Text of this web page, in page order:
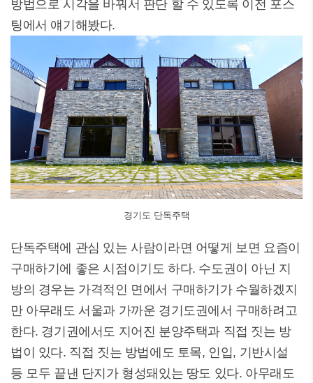
방법으로 시각을 바꿔서 판단 할 수 있도록 이전 포스
팅에서 얘기해봤다.
경기도 단독주택
단독주택에 관심 있는 사람이라면 어떻게 보면 요즘이
구매하기에 좋은 시점이기도 하다. 수도권이 아닌 지
방의 경우는 가격적인 면에서 구매하기가 수월하겠지
만 아무래도 서울과 가까운 경기도권에서 구매하려고
한다. 경기권에서도 지어진 분양주택과 직접 짓는 방
법이 있다. 직접 짓는 방법에도 토목, 인입, 기반시설
등 모두 끝낸 단지가 형성돼있는 땅도 있다. 아무래도